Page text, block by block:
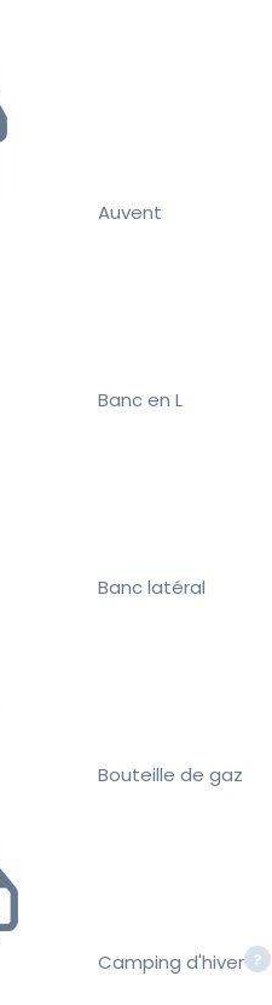
Auvent
Banc en L
Banc latéral
Bouteille de gaz
Camping d'hiver